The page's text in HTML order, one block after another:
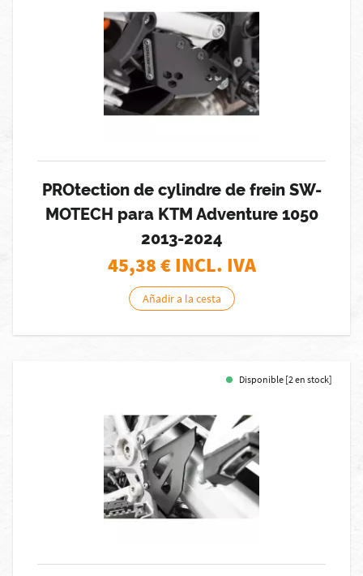
PROtection de cylindre de frein SW-
MOTECH para KTM Adventure 1050
2013-2024
45,38€ INCL. IVA
Añadir a la cesta
Disponible [2 en stock]